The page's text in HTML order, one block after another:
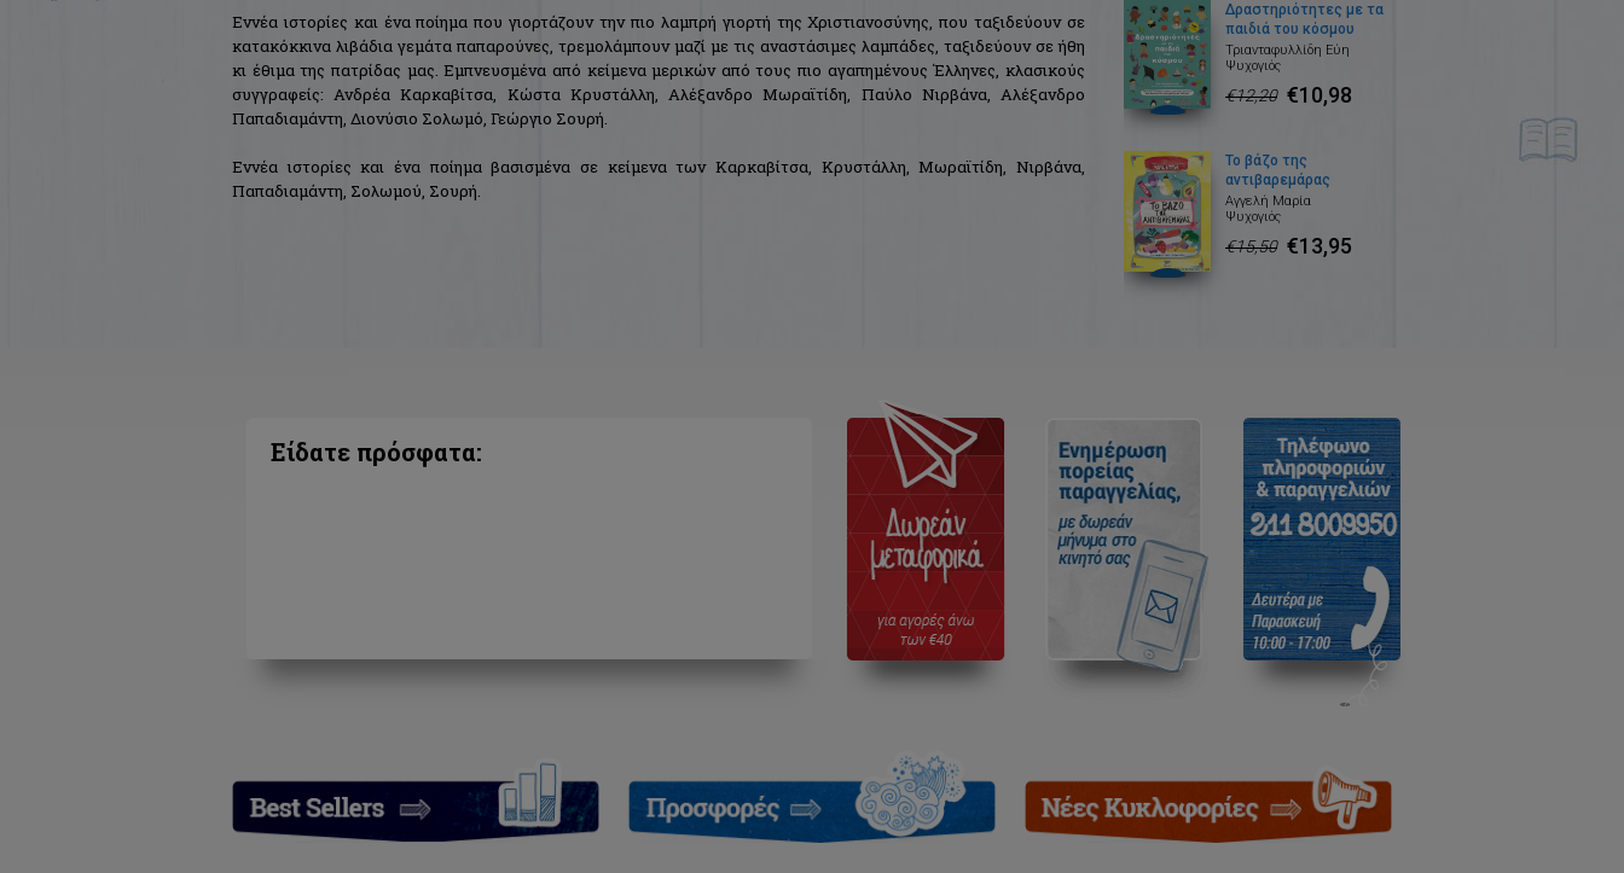
Εννέα ιστορίες και ένα ποίημα που γιορτάζουν την πιο λαµπρή γιορτή της Χριστιανοσύνης, που ταξιδεύουν σε
κατακόκκινα λιβάδια γεµάτα παπαρούνες, τρεµολάµπουν µαζί µε τις αναστάσιµες λαµπάδες, ταξιδεύουν σε ήθη
κι έθιµα της πατρίδας µας. Εµπνευσµένα από κείμενα μερικών από τους πιο αγαπηµένους Έλληνες, κλασικούς
συγγραφείς: Ανδρέα Καρκαβίτσα, Κώστα Κρυστάλλη, Αλέξανδρο Μωραϊτίδη, Παύλο Νιρβάνα, Αλέξανδρο
Παπαδιαµάντη, Διονύσιο Σολωµό, Γεώργιο Σουρή.
Eννέα ιστορίες και ένα ποίημα βασισμένα σε κείμενα των Καρκαβίτσα, Κρυστάλλη, Μωραϊτίδη, Νιρβάνα,
Παπαδιαµάντη, Σολωµού, Σουρή.
Δραστηριότητες με τα
παιδιά του κόσμου
Τριανταφυλλίδη Εύη
Ψυχογιός
€12,20 €10,98
Το βάζο της
αντιβαρεμάρας
Αγγελή Μαρία
Ψυχογιός
€15,50 €13,95
Είδατε πρόσφατα: